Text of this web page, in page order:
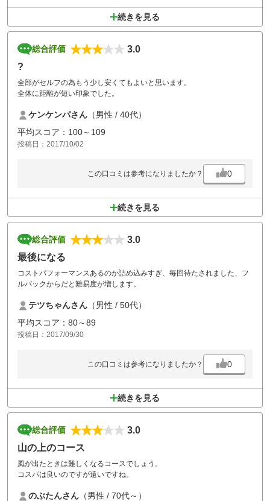
続きを見る
総合評価
3.0
?
全部がセルフの為もう少し安くてもよいと思います。
全体に距離が短い印象でした。
ケンケンパさん （男性 / 40代）
平均スコア：100～109
投稿日：2017/10/02
この口コミは参考になりましたか？ 0
続きを見る
総合評価
3.0
最後になる
コストパフォーマンスあるのか詰め込みすぎ、毎回待たされました、フ
ルバックからだと難易度が増します。
テツちゃんさん （男性 / 50代）
平均スコア：80～89
投稿日：2017/09/30
この口コミは参考になりましたか？ 0
続きを見る
総合評価
3.0
山の上のコース
風が出たときは難しくなるコースでしょう。
コスパは良いのですが遠いですね。
のぶたんさん （男性 / 70代～）